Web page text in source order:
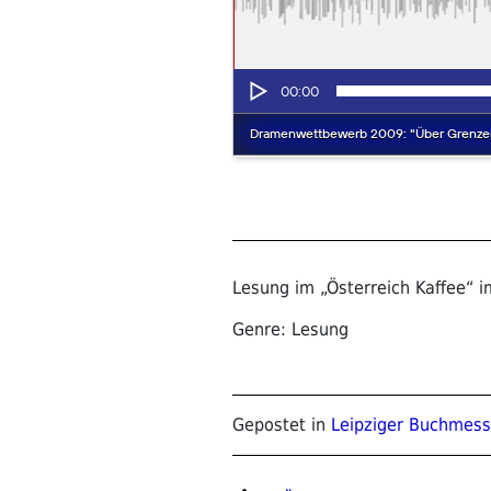
Lesung im „Österreich Kaffee“
Genre: Lesung
Gepostet in Leipziger